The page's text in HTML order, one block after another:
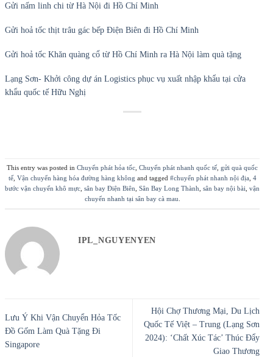
Gửi nấm linh chi từ Hà Nội đi Hồ Chí Minh
Gửi hoả tốc thịt trâu gác bếp Điện Biên đi Hồ Chí Minh
Gửi hoả tốc Khăn quàng cổ từ Hồ Chí Minh ra Hà Nội làm quà tặng
Lạng Sơn- Khởi công dự án Logistics phục vụ xuất nhập khẩu tại cửa
khẩu quốc tế Hữu Nghị
This entry was posted in Chuyển phát hỏa tốc Chuyển phát nhanh quốc tế gửi quà quốc
tế, Vận chuyển hàng hóa đường hàng không and tagged #chuyển phát nhanh nội địa 4
bước vận chuyển khô mực sân bay Điện Biên Sân Bay Long Thành sân bay nội bài vận
chuyển nhanh tại sân bay cà mau
IPL_NGUYENYEN
Lưu Ý Khi Vận Chuyển Hỏa Tốc
Đồ Gốm Làm Quà Tặng Đi
Singapore
Hội Chợ Thương Mại, Du Lịch
Quốc Tế Việt – Trung (Lạng Sơn
2024): ‘Chất Xúc Tác’ Thúc Đẩy
Giao Thương